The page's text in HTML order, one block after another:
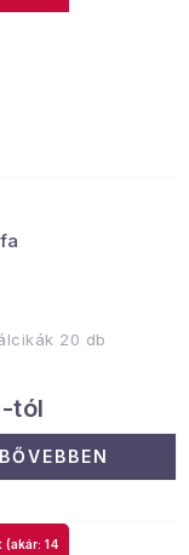
20 db
tól
BŐVEBBEN
(akár: 14